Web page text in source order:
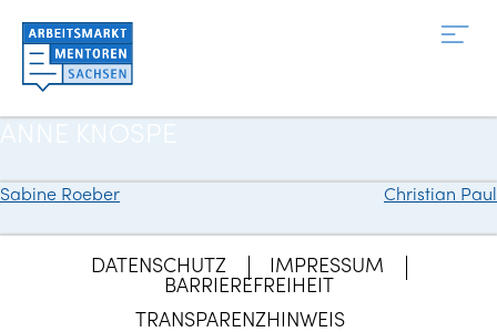
Beitragsnavigation
Sabine Roeber Christian Paul
DATENSCHUTZ
IMPRESSUM
BARRIEREFREIHEIT
TRANSPARENZHINWEIS